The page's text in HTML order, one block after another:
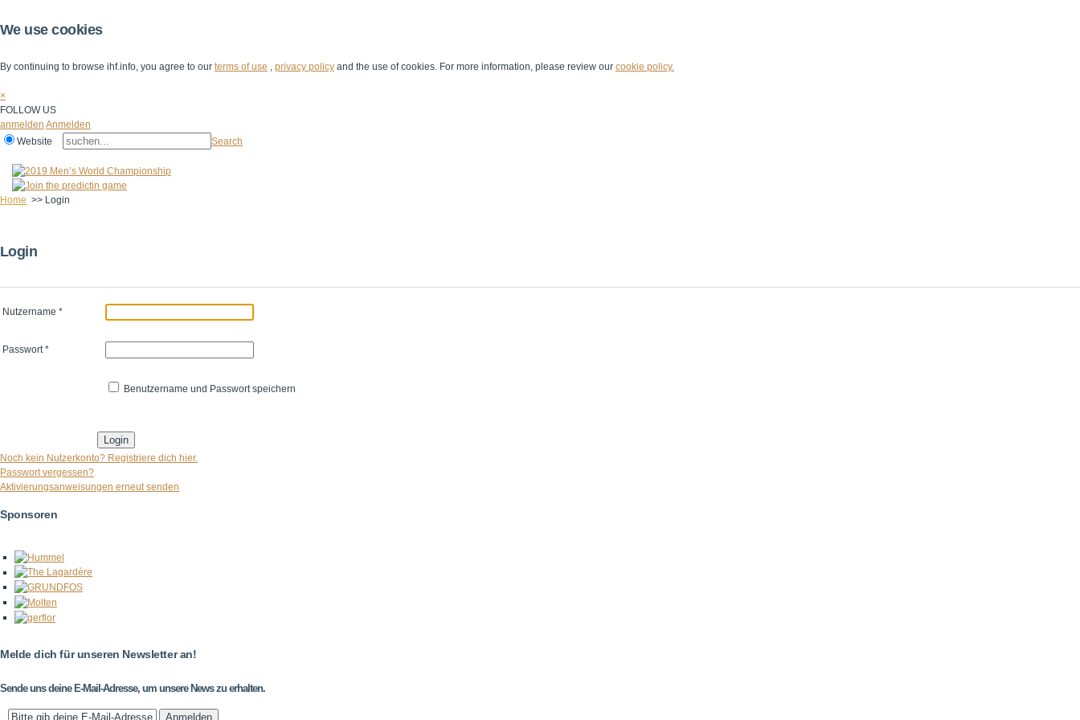
We use cookies
By continuing to browse ihf.info, you agree to our terms of use , privacy policy and the use of cookies. For more information, please review our cookie policy.
×
FOLLOW US
anmelden Anmelden
Website
Search
Home >> Login
Login
Nutzername *
Passwort*
Benutzername und Passwort speichern
Noch kein Nutzerkonto? Registriere dich hier.
Passwort vergessen?
Aktivierungsanweisungen erneut senden
Sponsoren
Melde dich für unseren Newsletter an!
Sende uns deine E-Mail-Adresse, um unsere News zu erhalten.